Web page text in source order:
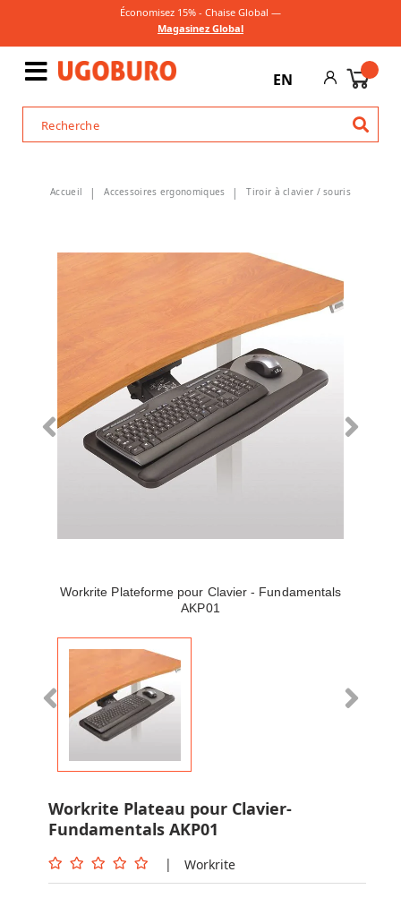
Économisez 15% - Chaise Global —
Magasinez Global
EN
Accueil Accessoires ergonomiques Tiroir à clavier / souris
Workrite Plateforme pour Clavier - Fundamentals
AKP01
Workrite Plateau pour Clavier-
Fundamentals AKP01
| Workrite